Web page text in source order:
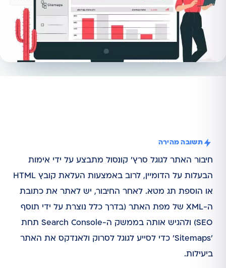
תשובה מהירה
חיבור האתר לגוגל סרץ' קונסול מתבצע על ידי אימות
הבעלות על הדומיין, לרוב באמצעות העלאת קובץ HTML
או הוספת תג מטא. לאחר החיבור, יש לאתר את כתובת
ה-XML של מפת האתר (בדרך כלל נוצרת על ידי תוסף
SEO) ולהגיש אותה בממשק ה-Search Console תחת
'Sitemaps' כדי לסייע לגוגל לסרוק ולאנדקס את האתר
ביעילות.